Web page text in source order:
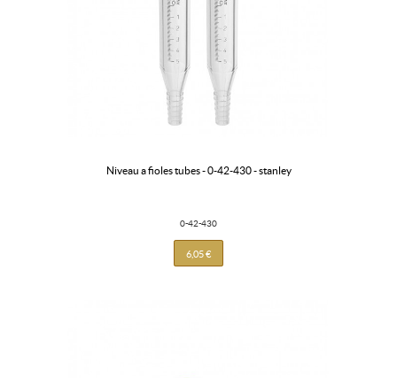
niveau a fioles tubes - 0-42-430 - stanley
0-42-430
6,05 €